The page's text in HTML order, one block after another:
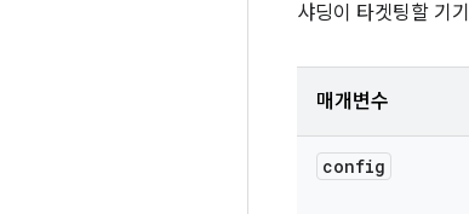
샤딩이 타겟팅할 기
매개변수
config